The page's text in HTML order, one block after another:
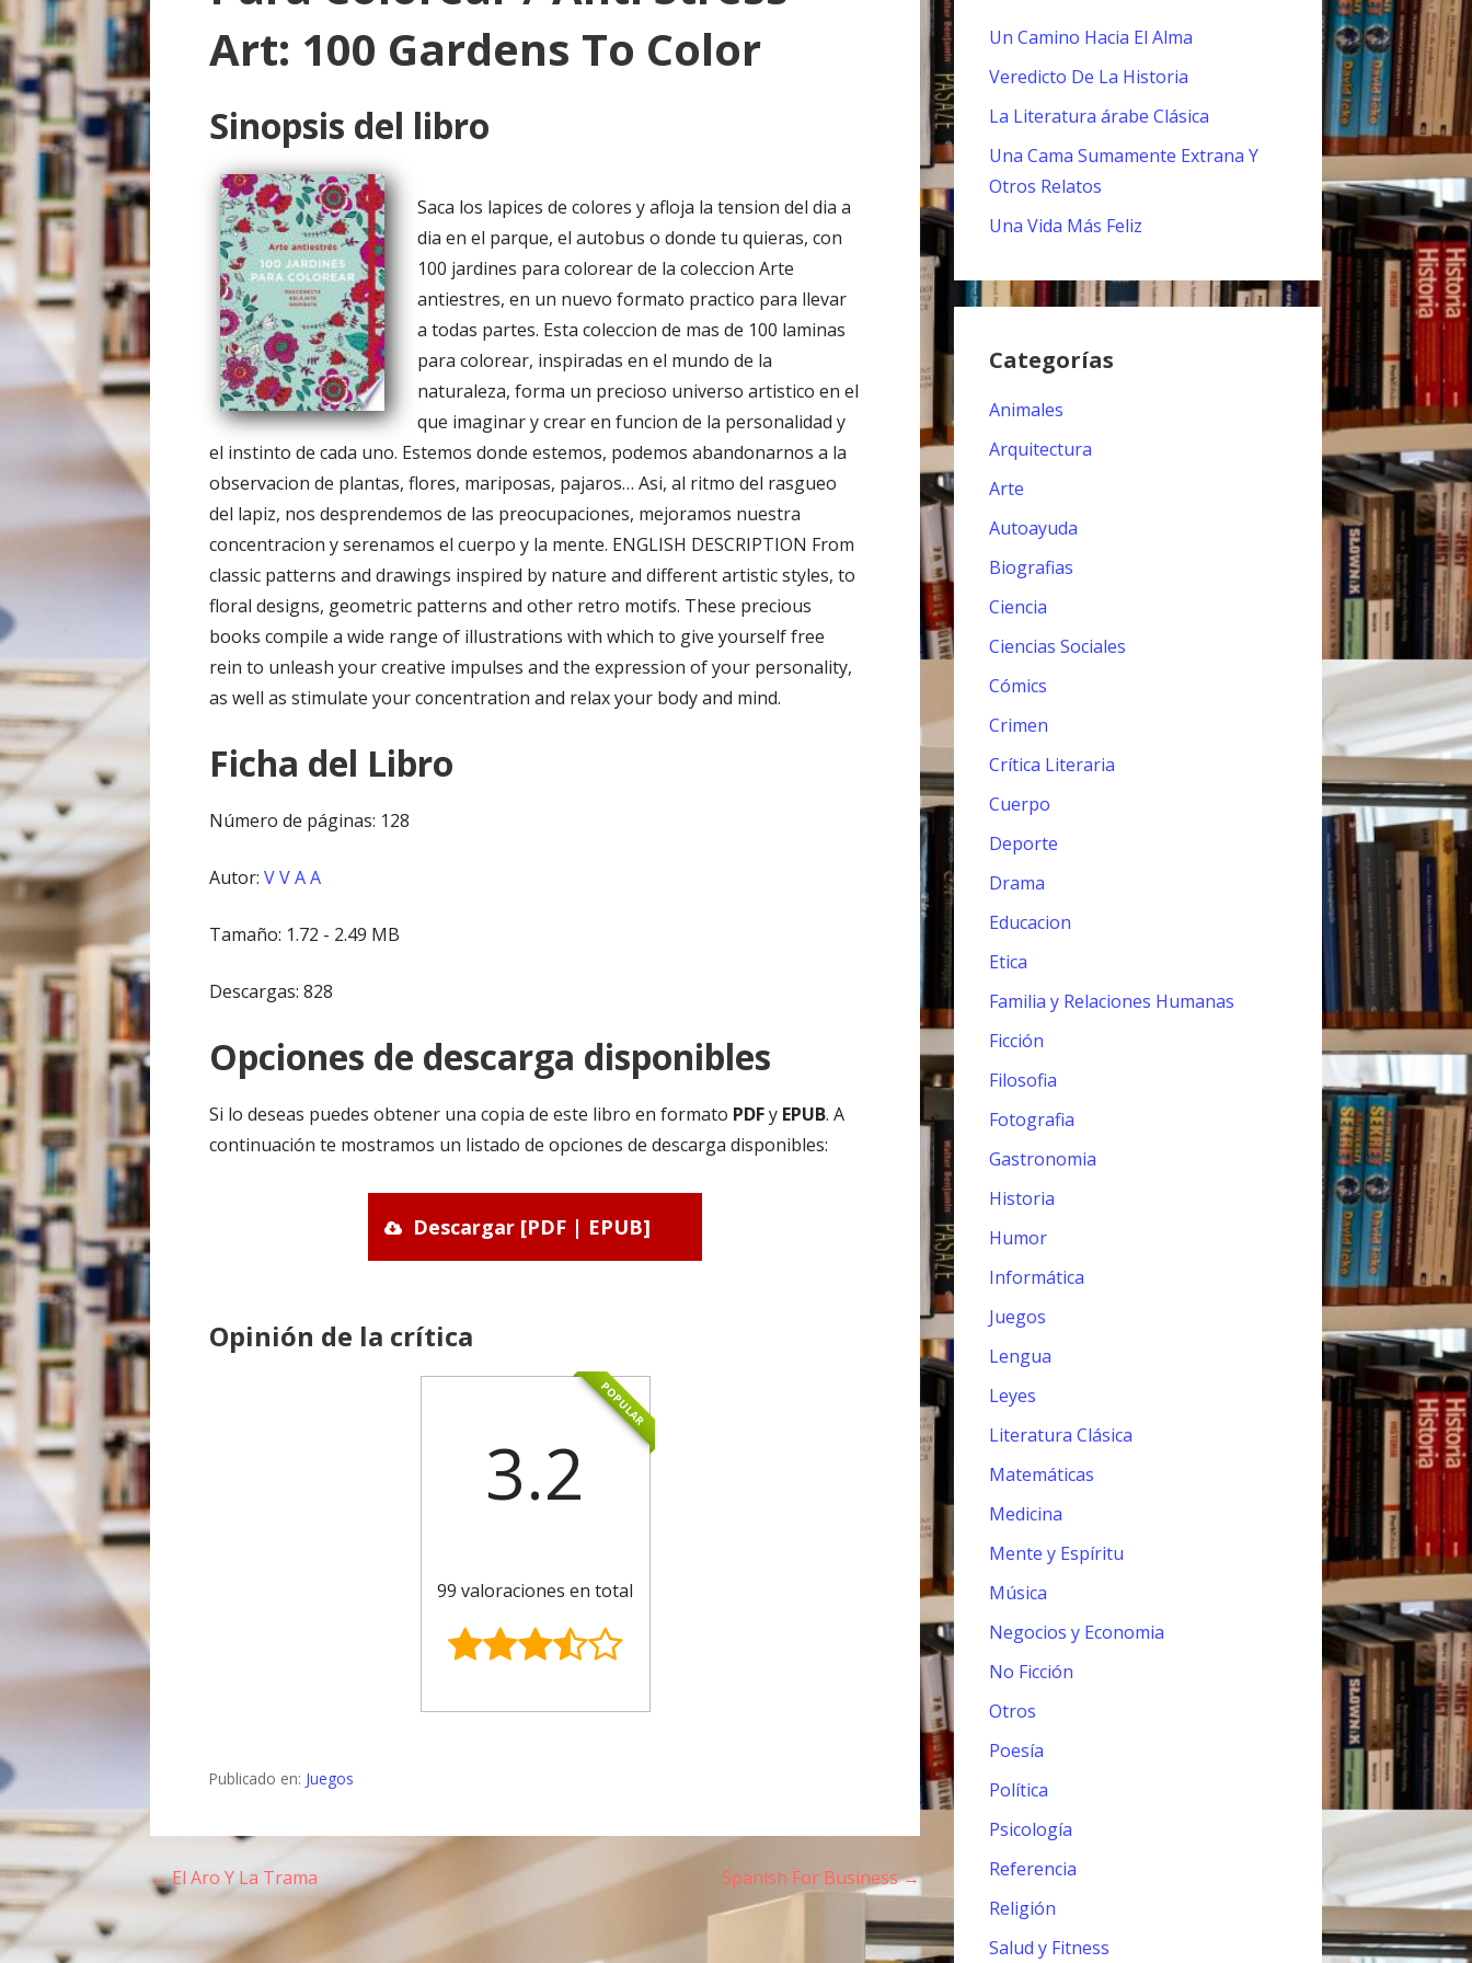
o
Art: 100 Gardens To Color
Sinopsis del libro
Saca los lapices de colores y afloja la tension del dia a
dia en el parque, el autobus o donde tu quieras, con
100 jardines para colorear de la coleccion Arte
antiestres, en un nuevo formato practico para llevar
a todas partes. Esta coleccion de mas de 100 laminas
para colorear, inspiradas en el mundo de la
naturaleza, forma un precioso universo artistico en el
que imaginar y crear en funcion de la personalidad y
el instinto de cada uno. Estemos donde estemos, podemos abandonarnos a la
observacion de plantas, flores, mariposas, pajaros… Asi, al ritmo del rasgueo
del lapiz, nos desprendemos de las preocupaciones, mejoramos nuestra
concentracion y serenamos el cuerpo y la mente. ENGLISH DESCRIPTION From
classic patterns and drawings inspired by nature and different artistic styles, to
floral designs, geometric patterns and other retro motifs. These precious
books compile a wide range of illustrations with which to give yourself free
rein to unleash your creative impulses and the expression of your personality,
as well as stimulate your concentration and relax your body and mind.
Ficha del Libro
Número de páginas: 128
Autor:V V A A
Tamaño: 1.72 - 2.49 MB
Descargas: 828
Opciones de descarga disponibles
Si lo deseas puedes obtener una copia de este libro en formato PDFy EPUB. A
continuación te mostramos un listado de opciones de descarga disponibles:
Descargar [PDF | EPUB]
Opinión de la crítica
POPULAR
3.2
99 valoraciones en total
Publicado en: Juegos
N
a
← El Aro Y La Trama Spanish For Business →
Un Camino Hacia El Alma
Veredicto De La Historia
La Literatura árabe Clásica
Una Cama Sumamente Extrana Y
Otros Relatos
Una Vida Más Feliz
Categorías
Animales
Arquitectura
Arte
Autoayuda
Biografias
Ciencia
Ciencias Sociales
Cómics
Crimen
Crítica Literaria
Cuerpo
Deporte
Drama
Educacion
Etica
Familia y Relaciones Humanas
Ficción
Filosofia
Fotografia
Gastronomia
Historia
Humor
Informática
Juegos
Lengua
Leyes
Literatura Clásica
Matemáticas
Medicina
Mente y Espíritu
Música
Negocios y Economia
No Ficción
Otros
Poesía
Política
Psicología
Referencia
Religión
Salud y Fitness